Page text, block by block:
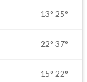
13° 25°
22° 37°
15° 22°